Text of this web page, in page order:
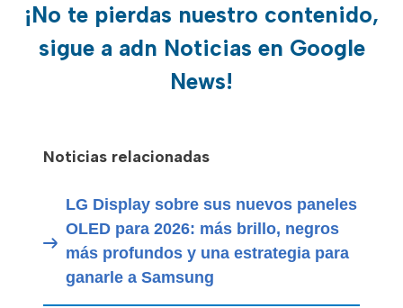
¡No te pierdas nuestro contenido,
sigue a adn Noticias en Google
News!
Noticias relacionadas
LG Display sobre sus nuevos paneles
OLED para 2026: más brillo, negros
más profundos y una estrategia para
ganarle a Samsung